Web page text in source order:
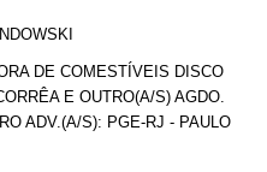
DE COMESTÍVEIS DISCO
E OUTRO(A/S) AGDO.
ADV.(A/S): PGE-RJ - PAULO